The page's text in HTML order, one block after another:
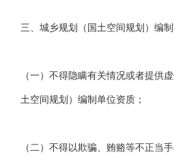
三、城乡规划（国土空间规划）编
（一）不得隐瞒有关情况或者提供
土空间规划）编制单位资质；
（二）不得以欺骗、贿赂等不正当